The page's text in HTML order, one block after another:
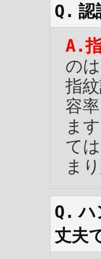
認
の
指
容
ま
て
ま
ハ
丈夫